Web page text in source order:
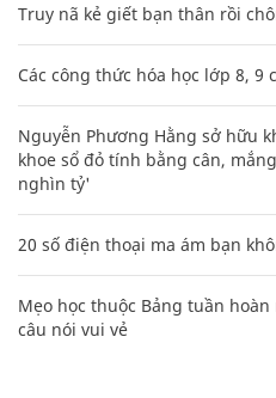
Truy nã kẻ giết bạn thân rồi
Các công thức hóa học lớp 8, 9
Nguyễn Phương Hằng sở hữu
khoe sổ đỏ tính bằng cân,
nghìn tỷ'
20 số điện thoại ma ám bạn
Mẹo học thuộc Bảng tuần
câu nói vui vẻ